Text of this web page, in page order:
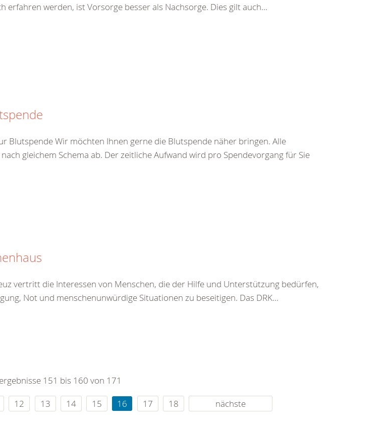
erfahren werden, ist Vorsorge besser als Nachsorge. Dies gilt auch...
Blutspende Wir möchten Ihnen gerne die Blutspende näher bringen. Alle
gleichem Schema ab. Der zeitliche Aufwand wird pro Spendevorgang für Sie
vertritt die Interessen von Menschen, die der Hilfe und Unterstützung bedürfen,
Not und menschenunwürdige Situationen zu beseitigen. Das DRK...
151 bis 160 von 171
12 13 14 15 16 17 18 nächste